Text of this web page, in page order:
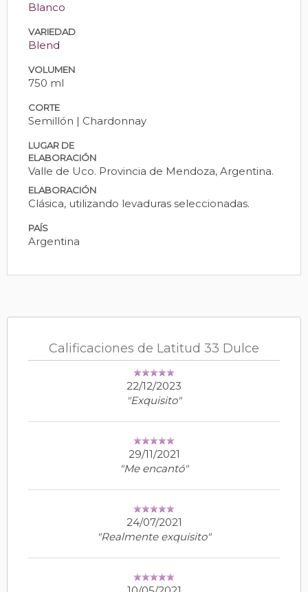
Blanco
VARIEDAD
Blend
VOLUMEN
750 ml
CORTE
Semillón | Chardonnay
LUGAR DE
ELABORACIÓN
Valle de Uco. Provincia de Mendoza, Argentina.
ELABORACIÓN
Clásica, utilizando levaduras seleccionadas.
PAÍS
Argentina
Calificaciones de Latitud 33 Dulce
22/12/2023
"Exquisito"
29/11/2021
"Me encantó"
24/07/2021
"Realmente exquisito"